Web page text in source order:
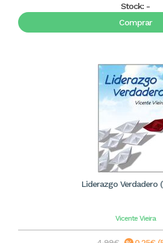
Stock: -
Comprar
Liderazgo Verdadero
Vicente Vieira